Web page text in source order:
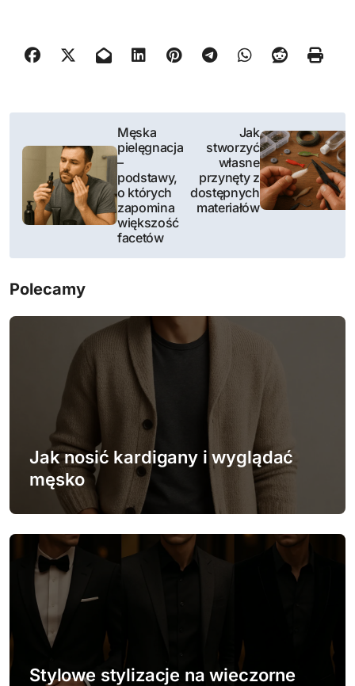
w
g
a
c
s
u
Męska
pielęgnacja
–
podstawy,
o których
zapomina
większość
facetów
Jak
stworzyć
własne
przynęty z
dostępnych
materiałów
Polecamy
Jak nosić kardigany i wyglądać
męsko
Stylowe stylizacje na wieczorne